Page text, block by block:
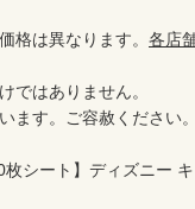
格は異なります。 各店
ではありません。
ます。ご容赦ください。
枚シート】ディズニー